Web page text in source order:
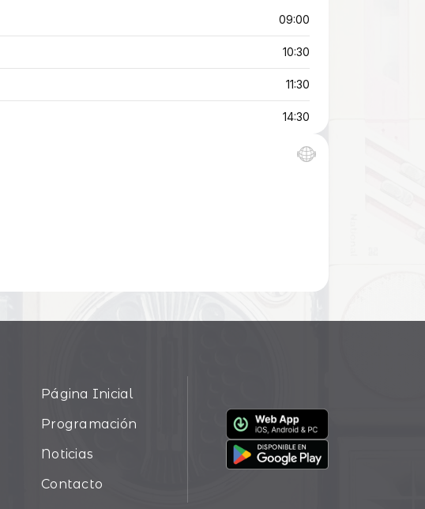
Página Inicial
Programación
Noticias
Contacto